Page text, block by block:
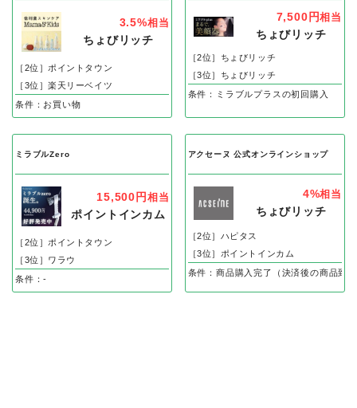
3.5%相当
ちょびリッチ
［2位］ポイントタウン
［3位］楽天リーベイツ
条件：お買い物
7,500円相当
ちょびリッチ
［2位］ちょびリッチ
［3位］ちょびリッチ
条件：ミラブルプラスの初回購入
ミラブルZero
15,500円 相当
ポイントインカム
［2位］ポイントタウン
［3位］ワラウ
条件：-
アクセーヌ 公式オンラインショップ
4%相当
ちょびリッチ
［2位］ハピタス
［3位］ポイントインカム
条件：商品購入完了（決済後の商品到